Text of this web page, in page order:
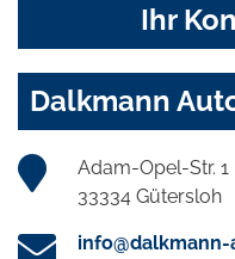
Ihr
Dalkmann
Adam-Opel-Str. 1
33334 Gütersloh